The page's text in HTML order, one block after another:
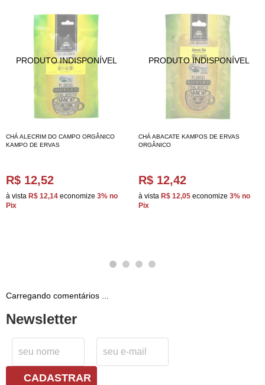
CHÁ ALECRIM DO CAMPO ORGÂNICO
KAMPO DE ERVAS
R$ 12,52
à vista R$ 12,14 economize 3% no
Pix
CHÁ ABACATE KAMPOS DE ERVAS
ORGÂNICO
R$ 12,42
à vista R$ 12,05 economize 3% no
Pix
Carregando comentários ...
Newsletter
CADASTRAR